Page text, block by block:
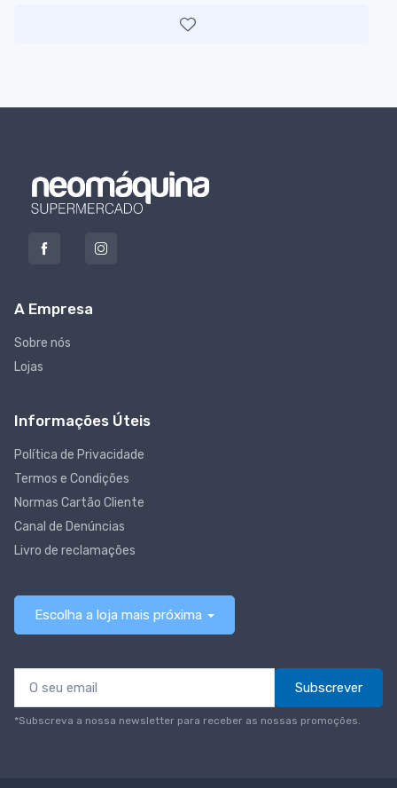
A Empresa
Sobre nós
Lojas
Informações Úteis
Política de Privacidade
Termos e Condições
Normas Cartão Cliente
Canal de Denúncias
Livro de reclamações
Escolha a loja mais próxima
Subscrever
*Subscreva a nossa newsletter para receber as nossas promoções.